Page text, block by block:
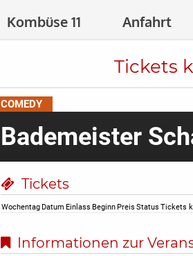
Kombüse 11 Anfahrt
Tickets
COMEDY
Bademeister
Tickets
WochentagDatum Einlass BeginnPreis Status Tickets
Informationen zur